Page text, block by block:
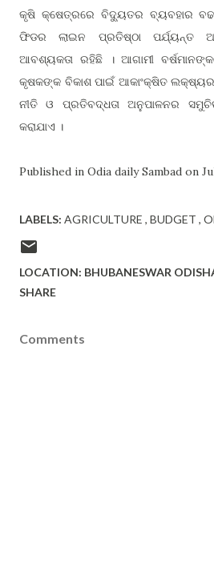
କୃଷି କ୍ଷେତ୍ରରେ ବିଦ୍ୟୁତର ବ୍ୟବହାର
ଫିଡର ଲାଇନ ପ୍ରତିଷ୍ଠା ପର୍ଯ୍ୟନ୍ତ
ଆବଶ୍ୟକତା ରହିଛି । ଆଗାମୀ
କୃଷକଙ୍କ ବିକାଶ ପାଇଁ ଆକାଂକ୍ଷିତ
ନୀତି ଓ ପ୍ରତିବଦ୍ଧତା ଅନୁପାଳନର
କରାଯାଏ ।
Published in Odia daily Sambad on
LABELS: AGRICULTURE BUDGET
LOCATION: BHUBANESWAR
SHARE
Comments